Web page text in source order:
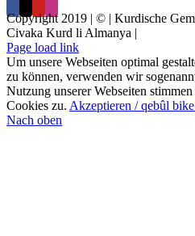
Copyright 2019 | © | Kurdische
Civaka Kurd li Almanya |
Page load link
Um unsere Webseiten optimal
zu können, verwenden wir
Nutzung unserer Webseiten
Cookies zu. Akzeptieren / qebûl bike
Nach oben